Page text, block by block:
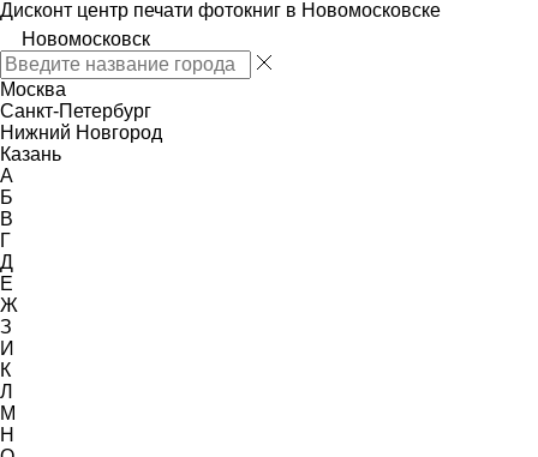
Дисконт центр печати фотокниг в Новомосковске
Новомосковск
Москва
Санкт-Петербург
Нижний Новгород
Казань
А
Б
В
Г
Д
Е
Ж
З
И
К
Л
М
Н